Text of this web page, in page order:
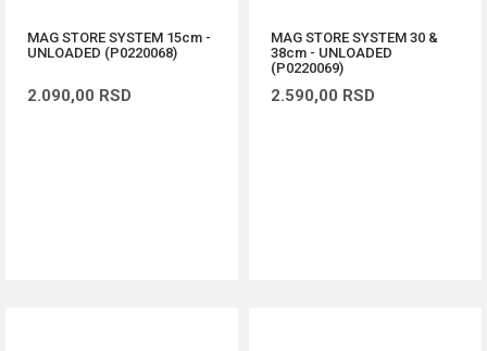
MAG STORE SYSTEM 15cm -
UNLOADED (P0220068)
2.090,00 RSD
MAG STORE SYSTEM 30 &
38cm - UNLOADED
(P0220069)
2.590,00 RSD